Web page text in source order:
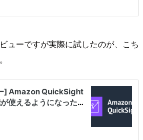
ューですが実際に試したのが、こち